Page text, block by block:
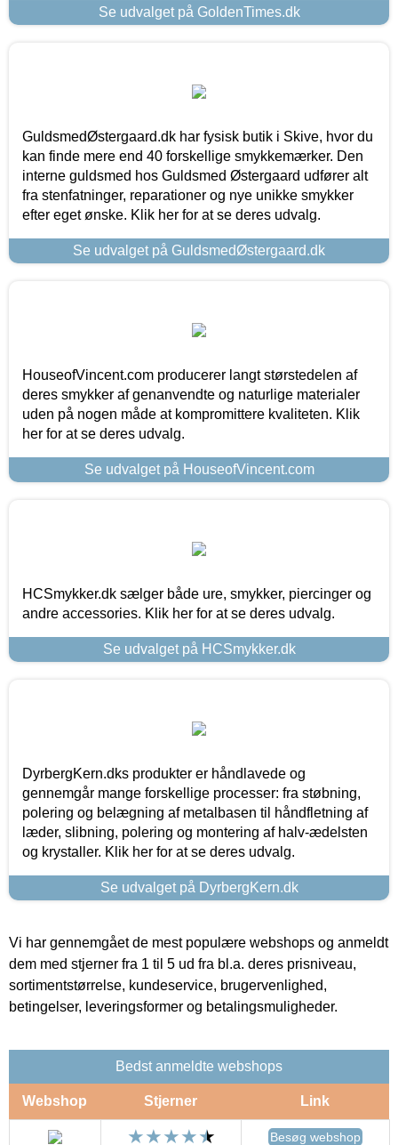
Se udvalget på GoldenTimes.dk
GuldsmedØstergaard.dk har fysisk butik i Skive, hvor du
kan finde mere end 40 forskellige smykkemærker. Den
interne guldsmed hos Guldsmed Østergaard udfører alt
fra stenfatninger, reparationer og nye unikke smykker
efter eget ønske. Klik her for at se deres udvalg.
Se udvalget på GuldsmedØstergaard.dk
HouseofVincent.com producerer langt størstedelen af
deres smykker af genanvendte og naturlige materialer
uden på nogen måde at kompromittere kvaliteten. Klik
her for at se deres udvalg.
Se udvalget på HouseofVincent.com
HCSmykker.dk sælger både ure, smykker, piercinger og
andre accessories. Klik her for at se deres udvalg.
Se udvalget på HCSmykker.dk
DyrbergKern.dks produkter er håndlavede og
gennemgår mange forskellige processer: fra støbning,
polering og belægning af metalbasen til håndfletning af
læder, slibning, polering og montering af halv-ædelsten
og krystaller. Klik her for at se deres udvalg.
Se udvalget på DyrbergKern.dk
Vi har gennemgået de mest populære webshops og anmeldt
dem med stjerner fra 1 til 5 ud fra bl.a. deres prisniveau,
sortimentstørrelse, kundeservice, brugervenlighed,
betingelser, leveringsformer og betalingsmuligheder.
Bedst anmeldte webshops
Webshop Stjerner Link
Besøg webshop